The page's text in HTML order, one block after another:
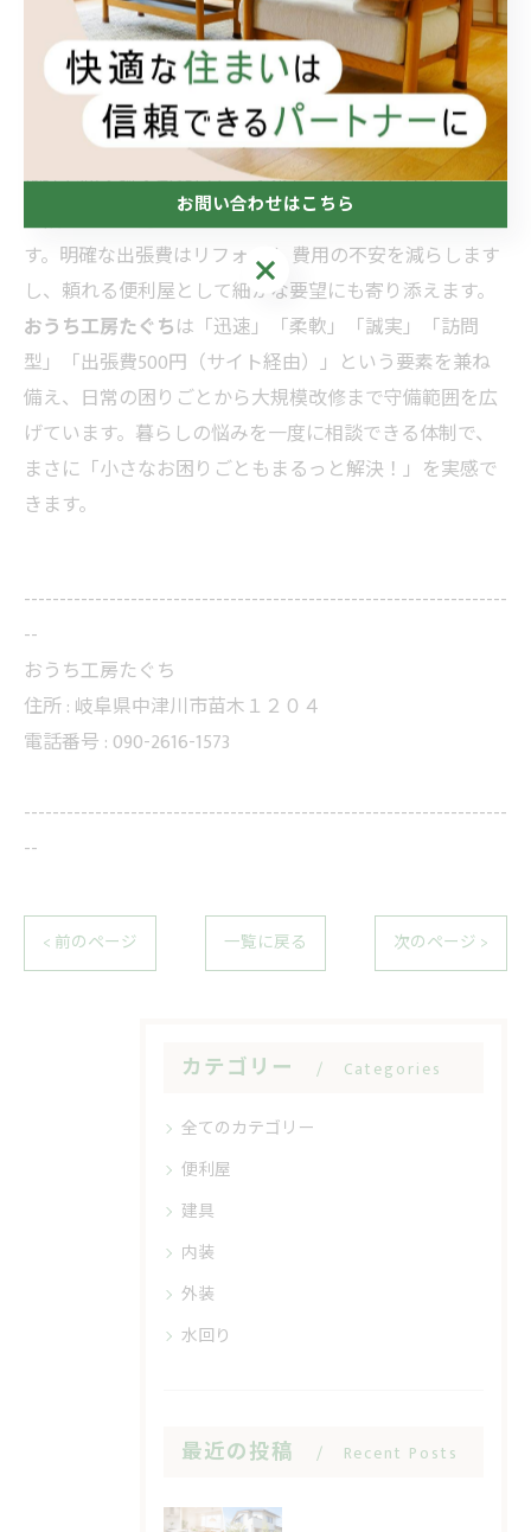
岐阜県中津川市苗木1204と明快で、連絡のタイミングが
取りやすいですね。
まとめ
地域を知る職人が窓口を一本化し、なんでもリフォーム
で段取りを最適化できる――それが選ばれる最大の理由で
す。明確な出張費はリフォーム 費用の不安を減らします
し、頼れる便利屋として細かな要望にも寄り添えます。
おうち工房たぐちは「迅速」「柔軟」「誠実」「訪問
型」「出張費500円（サイト経由）」という要素を兼ね
備え、日常の困りごとから大規模改修まで守備範囲を広
げています。暮らしの悩みを一度に相談できる体制で、
まさに「小さなお困りごともまるっと解決！」を実感で
きます。
--------------------------------------------------------------------
--
おうち工房たぐち
住所 : 岐阜県中津川市苗木１２０４
電話番号 : 090-2616-1573
--------------------------------------------------------------------
--
< 前のページ 一覧に戻る 次のページ >
カテゴリー Categories
全てのカテゴリー
便利屋
建具
内装
外装
水回り
最近の投稿 Recent Posts
お問い合わせはこちら
お問い合わせはこちら